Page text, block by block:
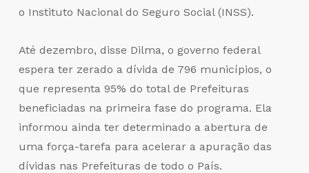
o Instituto Nacional do Seguro Social (INSS).
Até dezembro, disse Dilma, o governo federal
espera ter zerado a dívida de 796 municípios, o
que representa 95% do total de Prefeituras
beneficiadas na primeira fase do programa. Ela
informou ainda ter determinado a abertura de
uma força-tarefa para acelerar a apuração das
dívidas nas Prefeituras de todo o País.